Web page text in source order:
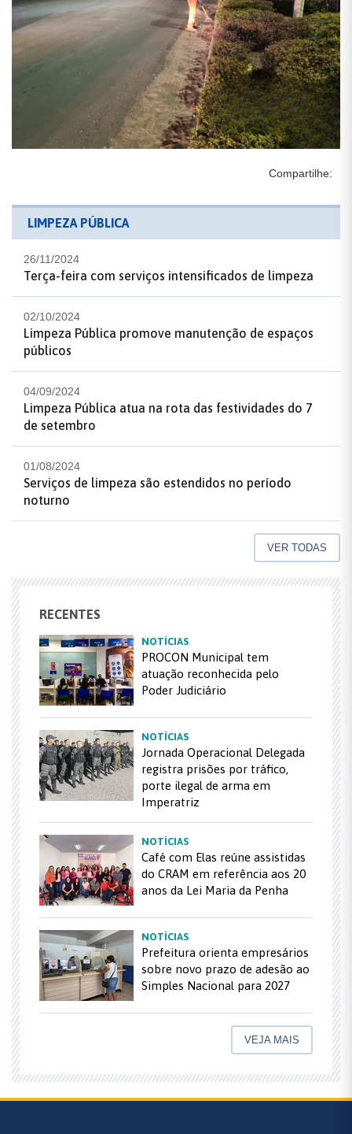
Compartilhe:
LIMPEZA PÚBLICA
26/11/2024
Terça-feira com serviços intensificados de limpeza
02/10/2024
Limpeza Pública promove manutenção de espaços
públicos
04/09/2024
Limpeza Pública atua na rota das festividades do 7
de setembro
01/08/2024
Serviços de limpeza são estendidos no período
noturno
VER TODAS
RECENTES
NOTÍCIAS
PROCON Municipal tem
atuação reconhecida pelo
Poder Judiciário
NOTÍCIAS
Jornada Operacional Delegada
registra prisões por tráfico,
porte ilegal de arma em
Imperatriz
NOTÍCIAS
Café com Elas reúne assistidas
do CRAM em referência aos 20
anos da Lei Maria da Penha
NOTÍCIAS
Prefeitura orienta empresários
sobre novo prazo de adesão ao
Simples Nacional para 2027
VEJA MAIS